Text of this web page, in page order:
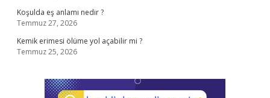
Koşulda eş anlamı nedir ?
Temmuz 27, 2026
Kemik erimesi ölüme yol açabilir mi ?
Temmuz 25, 2026